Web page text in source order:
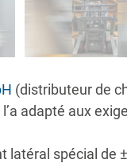
(distributeur de
adapté aux
spécial de